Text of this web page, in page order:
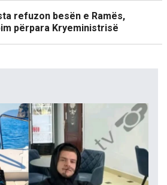
refuzon besën e Ramës,
përpara Kryeministrisë